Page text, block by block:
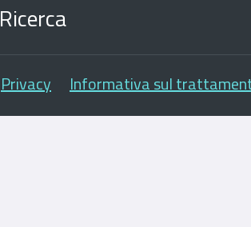
Ricerca
Privacy Informativa sul